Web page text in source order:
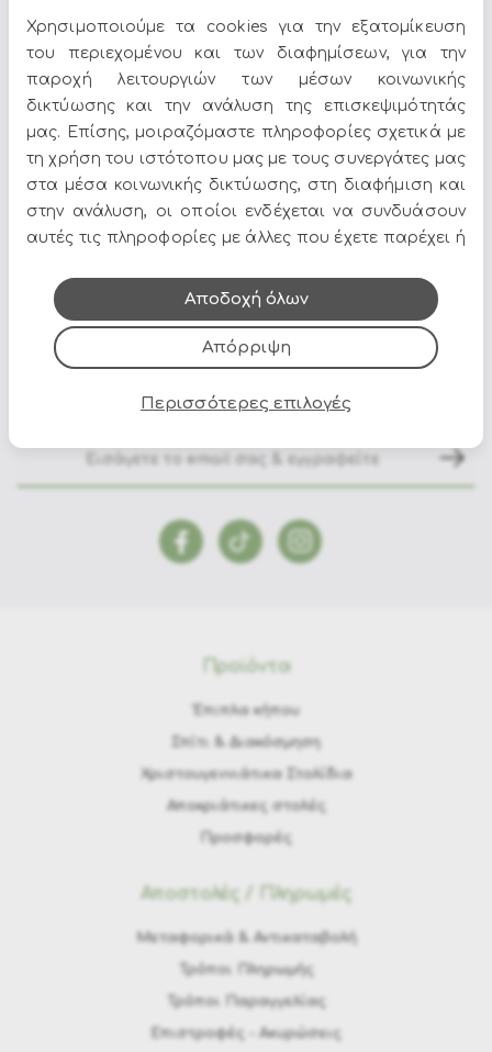
ΤαΕπιτραπέζια Φωτιστικά αποτελούν ιδανική επιλογή
για να δώσετε χαρακτήρα στον χώρο σας. Στο Epilegin
θα βρείτε πλούσια γκάμα σε σχέδια, χρώματα και
υλικά, για να ταιριάζουν απόλυτα με το στυλ του
σπιτιού σας.
Δείτε περισσότερα στοσπίτι & διακόσμηση.
Όλες οι προσφορές και τα νέα του Epilegin,
στο email και τα social media!
Προϊόντα
Έπιπλα κήπου
Σπίτι & Διακόσμηση
Χριστουγεννιάτικα Στολίδια
Αποκριάτικες στολές
Προσφορές
Αποστολές / Πληρωμές
Μεταφορικά & Αντικαταβολή
Τρόποι Πληρωμής
Τρόποι Παραγγελίας
Eπιστροφές - Ακυρώσεις
Χρησιμοποιούμε τα cookies για την εξατομίκευση
του περιεχομένου και των διαφημίσεων, για την
παροχή λειτουργιών των μέσων κοινωνικής
δικτύωσης και την ανάλυση της επισκεψιμότητάς
μας. Επίσης, μοιραζόμαστε πληροφορίες σχετικά με
τη χρήση του ιστότοπου μας με τους συνεργάτες μας
στα μέσα κοινωνικής δικτύωσης, στη διαφήμιση και
στην ανάλυση, οι οποίοι ενδέχεται να συνδυάσουν
αυτές τις πληροφορίες με άλλες που έχετε παρέχει ή
τους.
Απόρριψη
Αποδοχή όλων
Περισσότερες επιλογές